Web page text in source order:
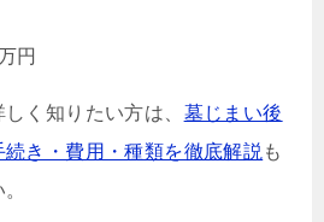
円
く知りたい方は、 墓じまい後
き・費用・種類を徹底解説 も